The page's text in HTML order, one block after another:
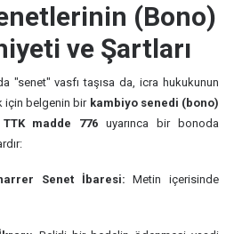
(Bono)
ve Şartları
"senet" vasfı taşısa da, icra hukukunun
için belgenin bir kambiyo senedi (bono)
TTK madde 776 uyarınca bir bonoda
Senet İbaresi: Metin içerisinde